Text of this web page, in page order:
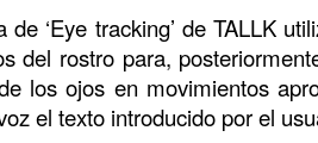
de ‘Eye tracking’ de TALLK
del rostro para,
los ojos en movimientos
el texto introducido por el